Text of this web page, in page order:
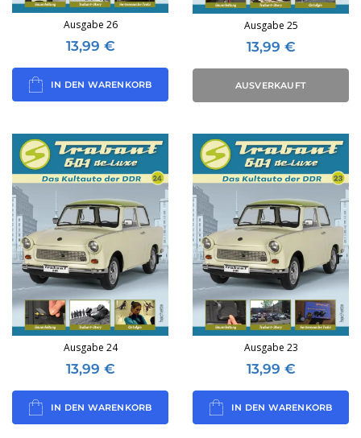
Ausgabe 26
13,99 €
IN DEN WARENKORB
Ausgabe 25
13,99 €
AUSVERKAUFT
Ausgabe 24
13,99 €
IN DEN WARENKORB
Ausgabe 23
13,99 €
IN DEN WARENKORB